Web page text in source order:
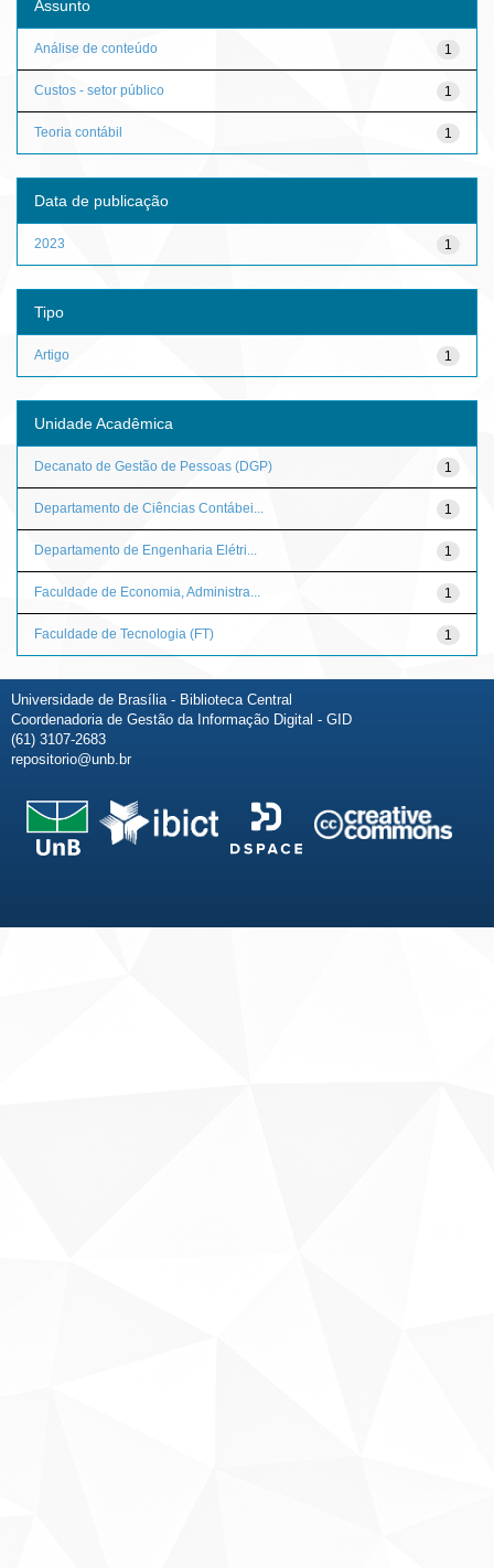
Assunto
1
Análise de conteúdo
1
Custos - setor público
1
Teoria contábil
Data de publicação
1
2023
Tipo
1
Artigo
Unidade Acadêmica
1
Decanato de Gestão de Pessoas (DGP)
1
Departamento de Ciências Contábei...
1
Departamento de Engenharia Elétri...
1
Faculdade de Economia, Administra...
1
Faculdade de Tecnologia (FT)
Universidade de Brasília - Biblioteca Central
Coordenadoria de Gestão da Informação Digital - GID
(61) 3107-2683
repositorio@unb.br